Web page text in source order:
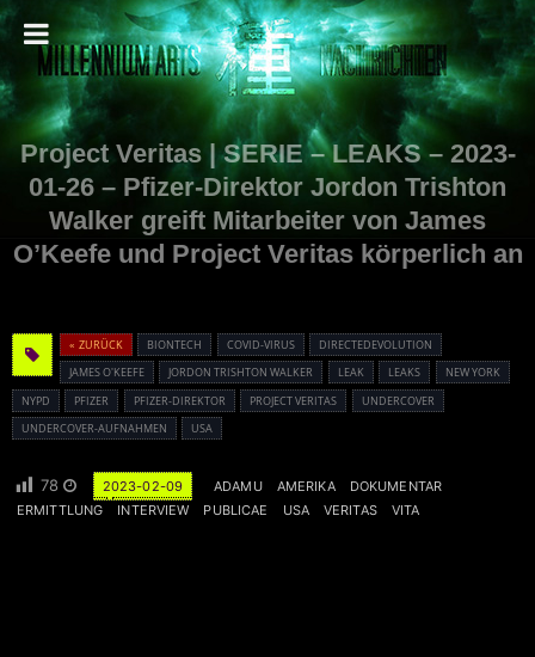
Project Veritas | SERIE – LEAKS – 2023-
01-26 – Pfizer-Direktor Jordon Trishton
Walker greift Mitarbeiter von James
O’Keefe und Project Veritas körperlich an
« ZURÜCK BIONTECH COVID-VIRUS
DIRECTEDEVOLUTION
JAMES O'KEEFE
JORDON TRISHTON WALKER LEAK LEAKS
NEW YORK
NYPD
PFIZER PFIZER-DIREKTOR PROJECT VERITAS
UNDERCOVER
UNDERCOVER-AUFNAHMEN
USA
78 2023-02-09 ADAMU AMERIKA
DOKUMENTAR
ERMITTLUNG
INTERVIEW PUBLICAE USA VERITAS VITA